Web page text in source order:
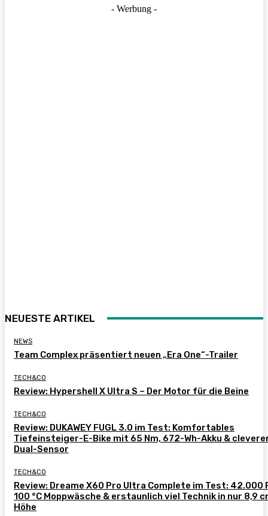
- Werbung -
NEUESTE ARTIKEL
NEWS
Team Complex präsentiert neuen „Era One“-Trailer
TECH&CO
Review: Hypershell X Ultra S – Der Motor für die Beine
TECH&CO
Review: DUKAWEY FUGL 3.0 im Test: Komfortables
Tiefeinsteiger-E-Bike mit 65 Nm, 672-Wh-Akku &
Dual-Sensor
TECH&CO
Review: Dreame X60 Pro Ultra Complete im Test: 42.000
100 °C Moppwäsche & erstaunlich viel Technik in nur 8,9
Höhe